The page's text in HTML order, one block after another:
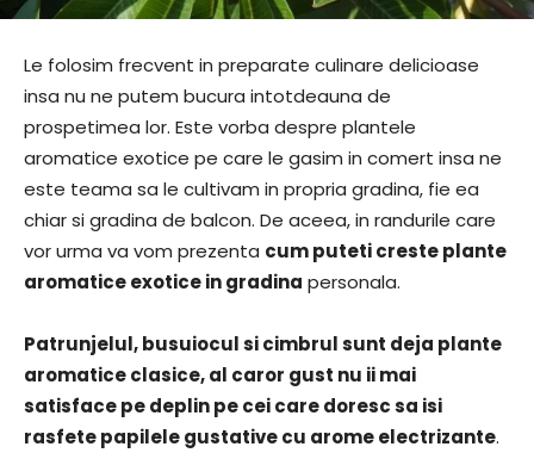
Le folosim frecvent in preparate culinare delicioase
insa nu ne putem bucura intotdeauna de
prospetimea lor. Este vorba despre plantele
aromatice exotice pe care le gasim in comert insa ne
este teama sa le cultivam in propria gradina, fie ea
chiar si gradina de balcon. De aceea, in randurile care
vor urma va vom prezenta cum puteti creste plante
aromatice exotice in gradina personala.
Patrunjelul, busuiocul si cimbrul sunt deja plante
aromatice clasice, al caror gust nu ii mai
satisface pe deplin pe cei care doresc sa isi
rasfete papilele gustative cu arome electrizante.